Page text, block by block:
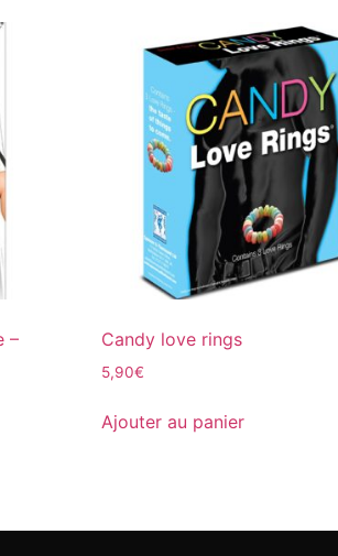
–
Candy love rings
5,90€
Ajouter au panier